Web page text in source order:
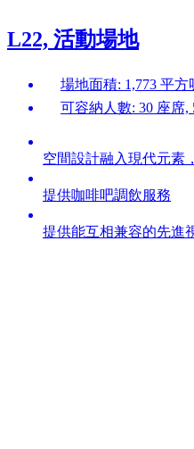
L22, 活動場地
場地面積: 1,773 平方
可容納人數: 30 座席,
空間設計融入現代元素
提供咖啡吧調飲服務
提供能互相兼容的先進